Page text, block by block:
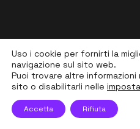
Uso i cookie per fornirti la
navigazione sul sito web.
Puoi trovare altre informazioni
sito o disabilitarli nelle
Accetta Rifiuta